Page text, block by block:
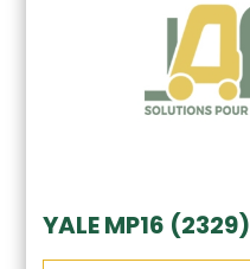
YALE MP16 (2329)